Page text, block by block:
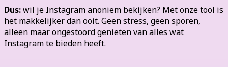
Dus:wil je Instagram anoniem bekijken? Met onze tool is
het makkelijker dan ooit. Geen stress, geen sporen,
alleen maar ongestoord genieten van alles wat
Instagram te bieden heeft.